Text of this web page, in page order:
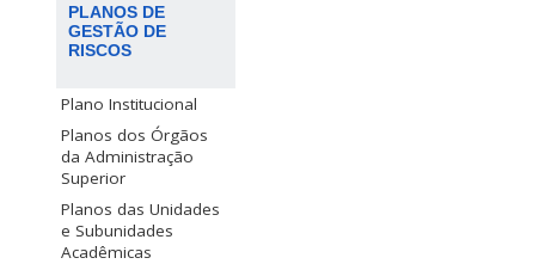
PLANOS DE
GESTÃO DE
RISCOS
Plano Institucional
Planos dos Órgãos
da Administração
Superior
Planos das Unidades
e Subunidades
Acadêmicas